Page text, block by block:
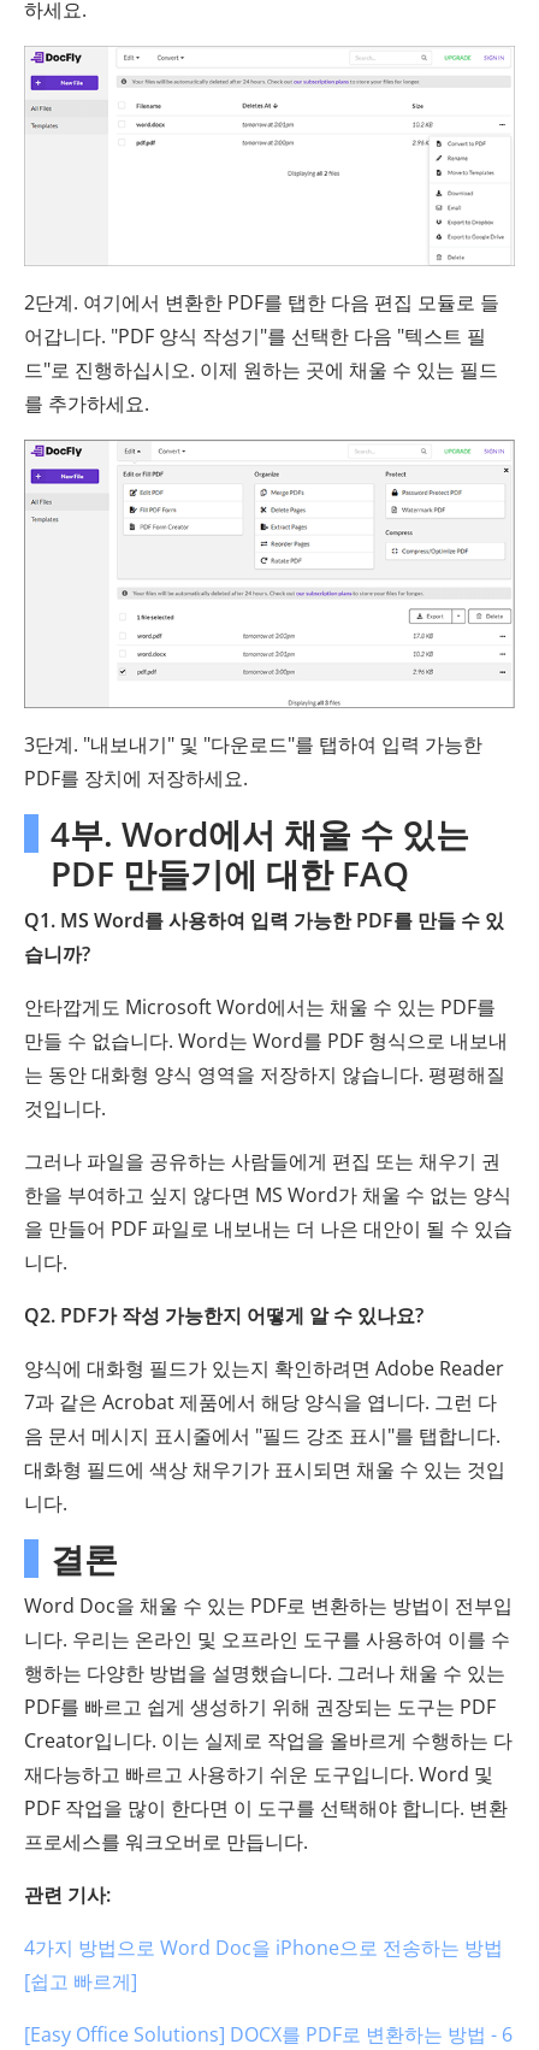
하세요.
2단계. 여기에서 변환한 PDF를 탭한 다음 편집 모듈로 들
어갑니다. "PDF 양식 작성기"를 선택한 다음 "텍스트 필
드"로 진행하십시오. 이제 원하는 곳에 채울 수 있는 필드
를 추가하세요.
3단계. "내보내기" 및 "다운로드"를 탭하여 입력 가능한
PDF를 장치에 저장하세요.
4부. Word에서 채울 수 있는
PDF 만들기에 대한 FAQ
Q1. MS Word를 사용하여 입력 가능한 PDF를 만들 수 있
습니까?
안타깝게도 Microsoft Word에서는 채울 수 있는 PDF를
만들 수 없습니다. Word는 Word를 PDF 형식으로 내보내
는 동안 대화형 양식 영역을 저장하지 않습니다. 평평해질
것입니다.
그러나 파일을 공유하는 사람들에게 편집 또는 채우기 권
한을 부여하고 싶지 않다면 MS Word가 채울 수 없는 양식
을 만들어 PDF 파일로 내보내는 더 나은 대안이 될 수 있습
니다.
Q2. PDF가 작성 가능한지 어떻게 알 수 있나요?
양식에 대화형 필드가 있는지 확인하려면 Adobe Reader
7과 같은 Acrobat 제품에서 해당 양식을 엽니다. 그런 다
음 문서 메시지 표시줄에서 "필드 강조 표시"를 탭합니다.
대화형 필드에 색상 채우기가 표시되면 채울 수 있는 것입
니다.
결론
Word Doc을 채울 수 있는 PDF로 변환하는 방법이 전부입
니다. 우리는 온라인 및 오프라인 도구를 사용하여 이를 수
행하는 다양한 방법을 설명했습니다. 그러나 채울 수 있는
PDF를 빠르고 쉽게 생성하기 위해 권장되는 도구는 PDF
Creator입니다. 이는 실제로 작업을 올바르게 수행하는 다
재다능하고 빠르고 사용하기 쉬운 도구입니다. Word 및
PDF 작업을 많이 한다면 이 도구를 선택해야 합니다. 변환
프로세스를 워크오버로 만듭니다.
관련 기사:
4가지 방법으로 Word Doc을 iPhone으로 전송하는 방법
[쉽고 빠르게]
[Easy Office Solutions] DOCX를 PDF로 변환하는 방법 - 6